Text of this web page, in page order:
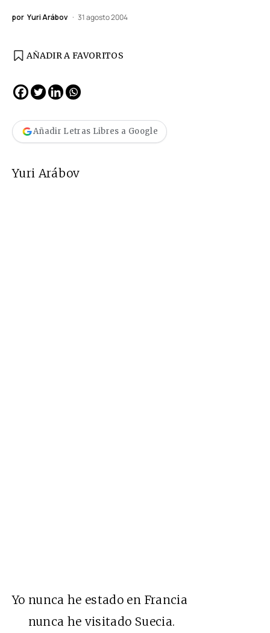
por Yuri Arábov 31 agosto 2004
AÑADIR A FAVORITOS
Añadir Letras Libres a Google
Yuri Arábov
Yo nunca he estado en Francia
nunca he visitado Suecia.